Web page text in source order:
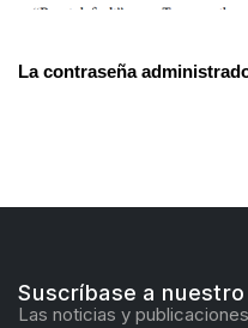
La contraseña
Suscríbase a
Las noticias y